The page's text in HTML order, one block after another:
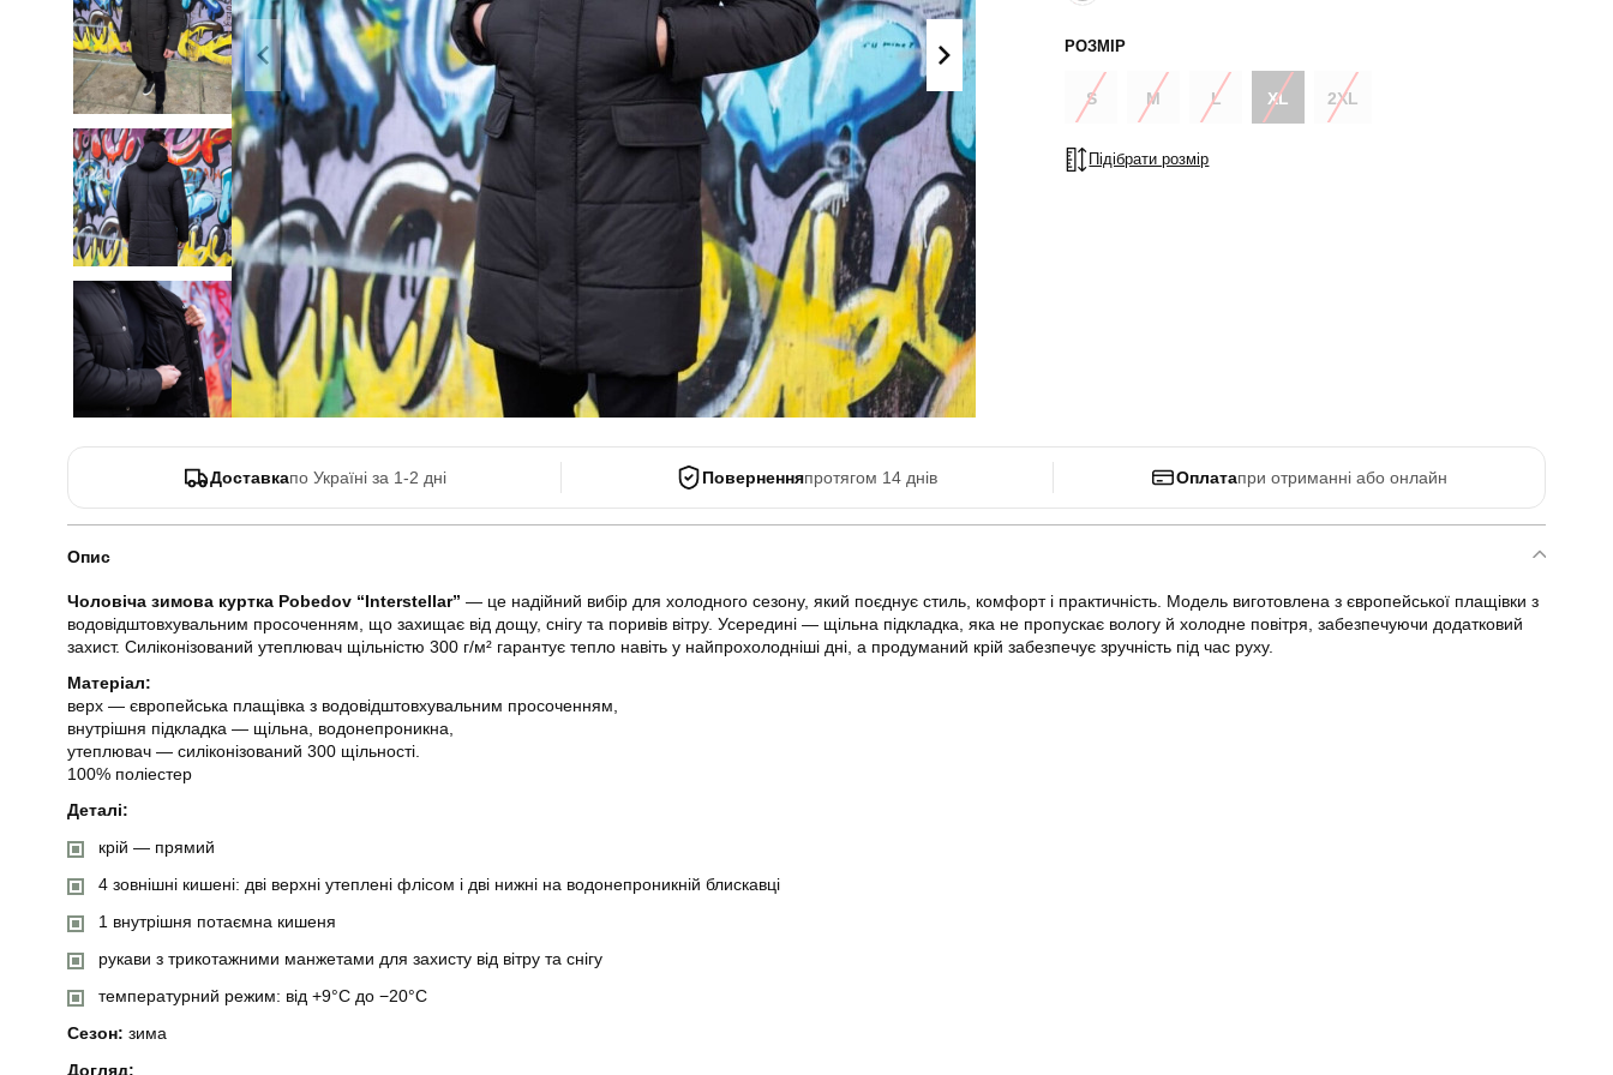
Літні комплекти
Комбінезони
Спортивні
костюми
Кежуал
Поло
Сорочки
Футболки
Майки
ХУДІ, СВІТШОТИ, СВЕТРИ
Кофти
Светри
Світшоти
Худі
Боді
РОЗМІР
S M L XL 2XL
Підібрати розмір
Доставкапо Україні за 1-2 дні Поверненняпротягом 14 днів Оплатапри отриманні або онлайн
Опис
Чоловіча зимова куртка Pobedov “Interstellar” — це надійний вибір для холодного сезону, який поєднує стиль, комфорт і практичність. Модель виготовлена з європейської плащівки з
водовідштовхувальним просоченням, що захищає від дощу, снігу та поривів вітру. Усередині — щільна підкладка, яка не пропускає вологу й холодне повітря, забезпечуючи додатковий
захист. Силіконізований утеплювач щільністю 300 г/м² гарантує тепло навіть у найпрохолодніші дні, а продуманий крій забезпечує зручність під час руху.
Матеріал:
верх — європейська плащівка з водовідштовхувальним просоченням,
внутрішня підкладка — щільна, водонепроникна,
утеплювач — силіконізований 300 щільності.
100% поліестер
Деталі:
крій — прямий
4 зовнішні кишені: дві верхні утеплені флісом і дві нижні на водонепроникній блискавці
1 внутрішня потаємна кишеня
рукави з трикотажними манжетами для захисту від вітру та снігу
температурний режим: від +9°C до −20°C
Сезон: зима
Догляд: